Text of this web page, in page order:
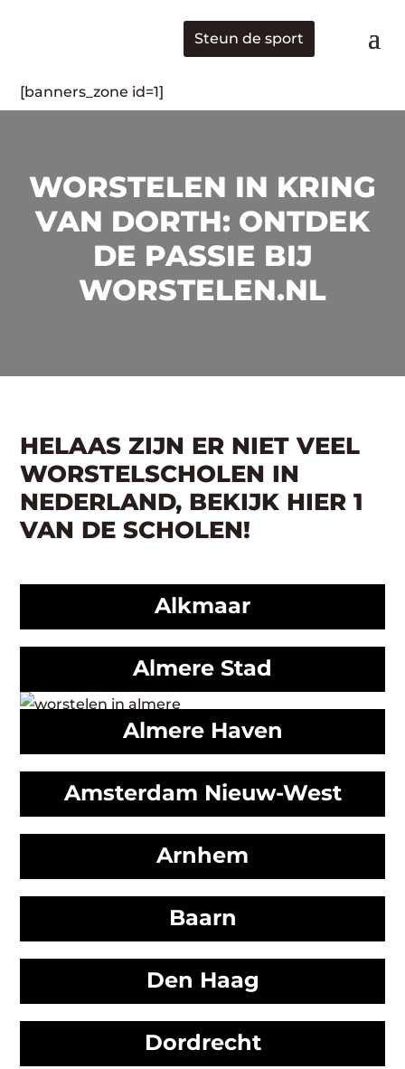
Steun de sport
[banners_zone id=1]
WORSTELEN IN KRING
VAN DORTH: ONTDEK
DE PASSIE BIJ
WORSTELEN.NL
HELAAS ZIJN ER NIET VEEL
WORSTELSCHOLEN IN
NEDERLAND, BEKIJK HIER 1
VAN DE SCHOLEN!
Alkmaar
Almere Stad
Almere Haven
Amsterdam Nieuw-West
Arnhem
Baarn
Den Haag
Dordrecht